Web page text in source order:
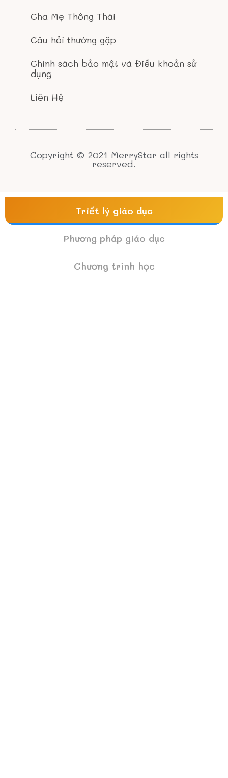
Cha Mẹ Thông Thái
Câu hỏi thường gặp
Chính sách bảo mật và Điều khoản sử
dụng
Liên Hệ
Copyright © 2021 MerryStar all rights
reserved.
Triết lý giáo dục
Phương pháp giáo dục
Chương trình học